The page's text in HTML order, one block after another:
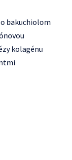
bakuchiolom
kolagénu